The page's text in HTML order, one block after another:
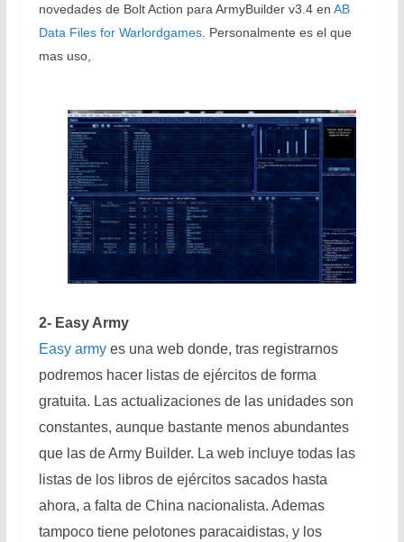
novedades de Bolt Action para ArmyBuilder v3.4 en AB
Data Files for Warlordgames. Personalmente es el que
mas uso,
2- Easy Army
Easy armyes una web donde, tras registrarnos
podremos hacer listas de ejércitos de forma
gratuita. Las actualizaciones de las unidades son
constantes, aunque bastante menos abundantes
que las de Army Builder. La web incluye todas las
listas de los libros de ejércitos sacados hasta
ahora, a falta de China nacionalista. Ademas
tampoco tiene pelotones paracaidistas, y los